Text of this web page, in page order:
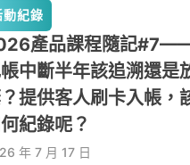
動紀錄
產品課程隨記
中斷半年該追溯還是
提供客人刷卡入帳，
紀錄呢？
年 7 月 17 日